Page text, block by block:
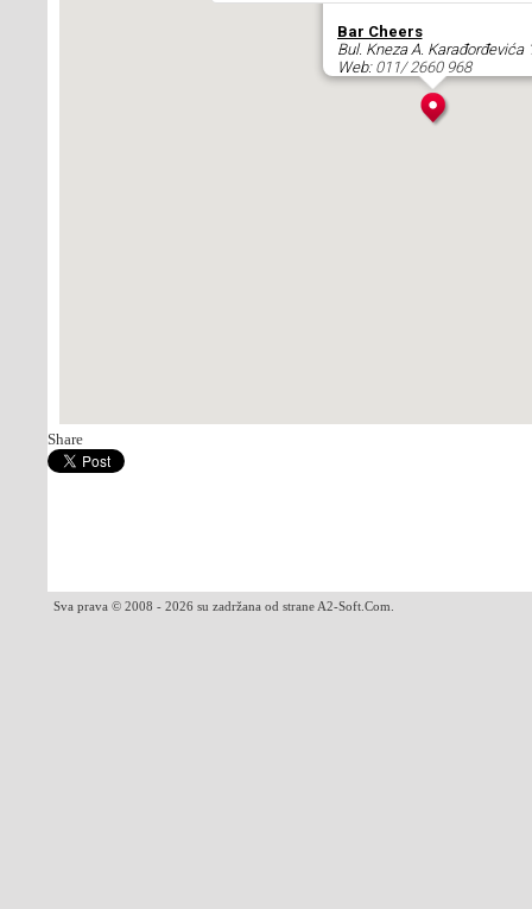
Bar Cheers
Bul. Kneza A. Karađorđevića
Web: 011/ 2660 968
Share
Sva prava © 2008 - 2026 su zadržana od strane A2-Soft.Com.